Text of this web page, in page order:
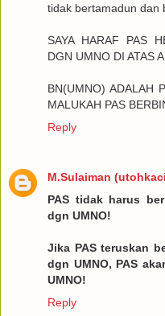
tidak bertamadun dan
SAYA HARAF PAS
DGN UMNO DI ATAS
BN(UMNO) ADALAH
MALUKAH PAS
Reply
M.Sulaiman
PAS tidak harus
dgn UMNO!
Jika PAS teruskan
dgn UMNO, PAS
UMNO!
Reply